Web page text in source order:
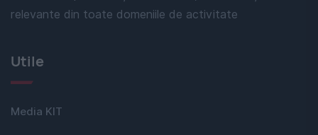
relevante din toate domeniile de activitate
Utile
Media KIT